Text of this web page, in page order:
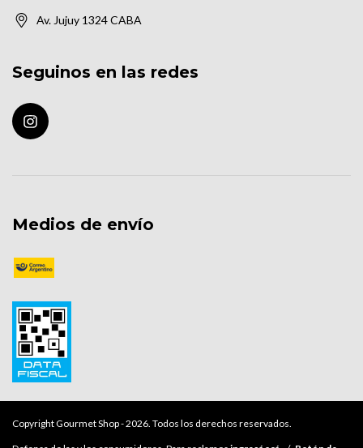
Av. Jujuy 1324 CABA
Seguinos en las redes
Medios de envío
Copyright Gourmet Shop - 2026. Todos los derechos reservados.